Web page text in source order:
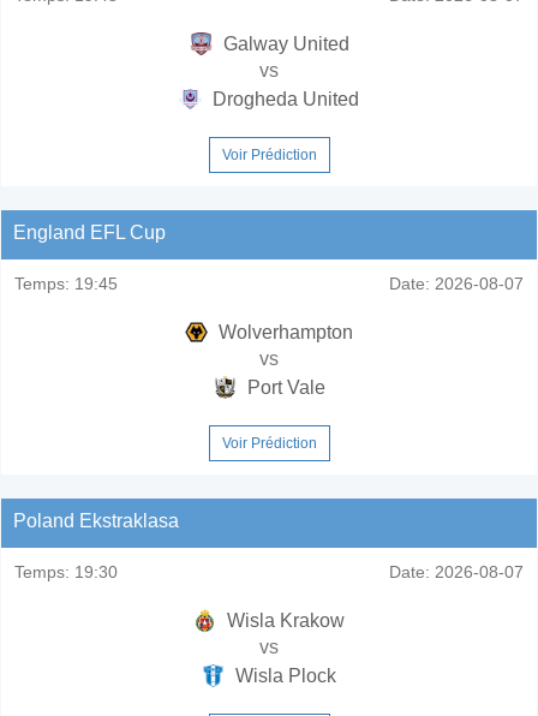
Galway United
vs
Drogheda United
Voir Prédiction
England EFL Cup
Temps: 19:45 Date: 2026-08-07
Wolverhampton
vs
Port Vale
Voir Prédiction
Poland Ekstraklasa
Temps: 19:30 Date: 2026-08-07
Wisla Krakow
vs
Wisla Plock